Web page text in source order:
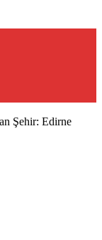
Şehir: Edirne